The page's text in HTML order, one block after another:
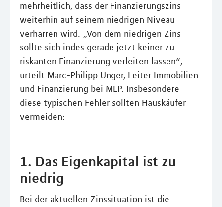
mehrheitlich, dass der Finanzierungszins
weiterhin auf seinem niedrigen Niveau
verharren wird. „Von dem niedrigen Zins
sollte sich indes gerade jetzt keiner zu
riskanten Finanzierung verleiten lassen“,
urteilt Marc-Philipp Unger, Leiter Immobilien
und Finanzierung bei MLP. Insbesondere
diese typischen Fehler sollten Hauskäufer
vermeiden:
1. Das Eigenkapital ist zu
niedrig
Bei der aktuellen Zinssituation ist die